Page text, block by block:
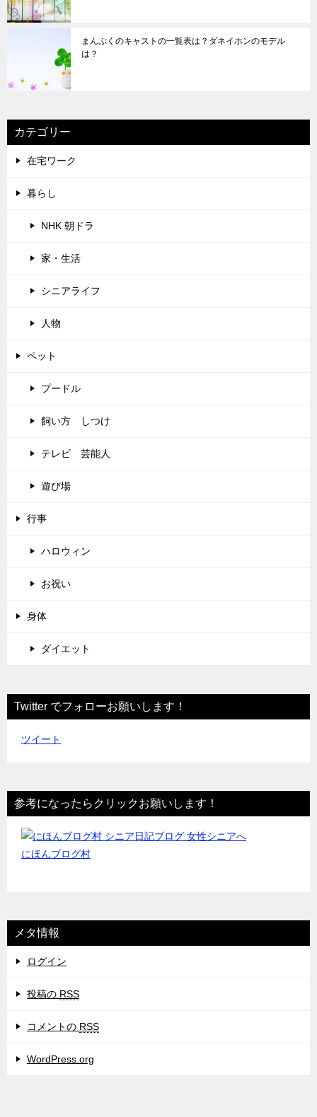
まんぷくのキャストの一覧表は？ダネイホンのモデル
は？
カテゴリー
在宅ワーク
暮らし
NHK 朝ドラ
家・生活
シニアライフ
人物
ペット
プードル
飼い方 しつけ
テレビ 芸能人
遊び場
行事
ハロウィン
お祝い
身体
ダイエット
Twitter でフォローお願いします！
ツイート
参考になったらクリックお願いします！
にほんブログ村
メタ情報
ログイン
投稿の RSS
コメントの RSS
WordPress.org